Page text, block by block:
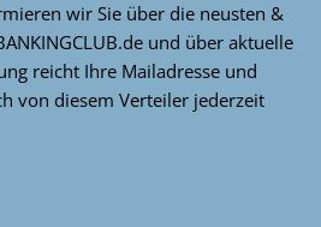
wir Sie über die neusten &
und über aktuelle
reicht Ihre Mailadresse und
von diesem Verteiler jederzeit